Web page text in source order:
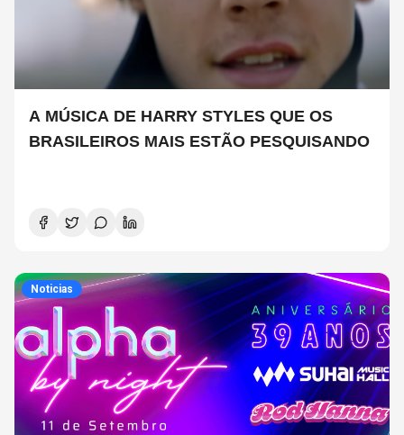
A MÚSICA DE HARRY STYLES QUE OS
BRASILEIROS MAIS ESTÃO PESQUISANDO
Noticias